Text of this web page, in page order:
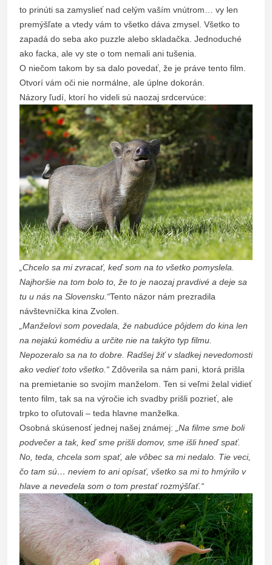
to prinúti sa zamyslieť nad celým vaším vnútrom… vy len
premýšľate a vtedy vám to všetko dáva zmysel. Všetko to
zapadá do seba ako puzzle alebo skladačka. Jednoduché
ako facka, ale vy ste o tom nemali ani tušenia.
O niečom takom by sa dalo povedať, že je práve tento film.
Otvorí vám oči nie normálne, ale úplne dokorán.
Názory ľudí, ktorí ho videli sú naozaj srdcervúce:
„Chcelo sa mi zvracať, keď som na to všetko pomyslela.
Najhoršie na tom bolo to, že to je naozaj pravdivé a deje sa
tu u nás na Slovensku.“Tento názor nám prezradila
návštevníčka kina Zvolen.
„Manželovi som povedala, že nabudúce pôjdem do kina len
na nejakú komédiu a určite nie na takýto typ filmu.
Nepozeralo sa na to dobre. Radšej žiť v sladkej nevedomosti
ako vedieť toto všetko.“ Zdôverila sa nám pani, ktorá prišla
na premietanie so svojím manželom. Ten si veľmi želal vidieť
tento film, tak sa na výročie ich svadby prišli pozrieť, ale
trpko to oľutovali – teda hlavne manželka.
Osobná skúsenosť jednej našej známej:
„Na filme sme boli
podvečer a tak, keď sme prišli domov, sme išli hneď spať.
No, teda, chcela som spať, ale vôbec sa mi nedalo. Tie veci,
čo tam sú… neviem to ani opísať, všetko sa mi to hmýrilo v
hlave a nevedela som o tom prestať rozmýšľať.“